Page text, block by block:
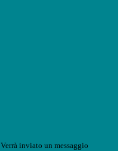
Verrà inviato un messaggio